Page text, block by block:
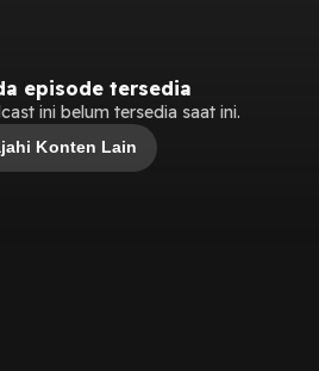
episode tersedia
ini belum tersedia saat ini.
Konten Lain